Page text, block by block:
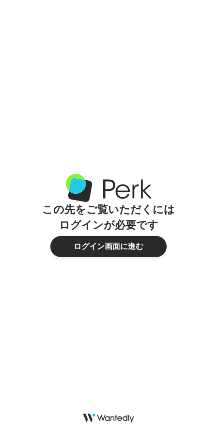
この先をご覧いただくには
ログインが必要です
ログイン画面に進む